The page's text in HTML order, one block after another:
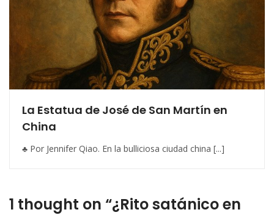
La Estatua de José de San Martín en
China
♣ Por Jennifer Qiao. En la bulliciosa ciudad china [...]
1 thought on “¿Rito satánico en